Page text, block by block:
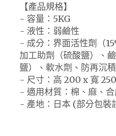
【產品規格】
- 容量：5KG
- 液性：弱鹼性
- 成分：界面活性劑（
加工助劑（硫酸鹽）、
鹽）、軟水劑、防再沉
- 尺寸：高 200 x 寬
- 適用材質：棉、麻、
- 產地：日本 (部分包裝